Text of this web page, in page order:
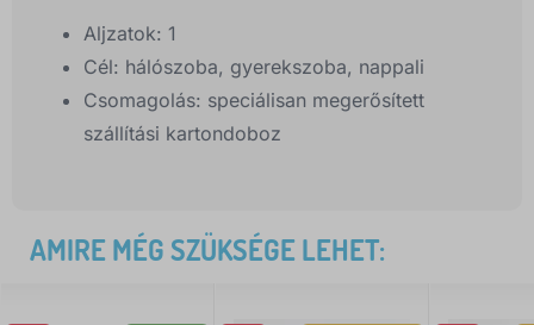
Aljzatok: 1
Cél: hálószoba, gyerekszoba, nappali
Csomagolás: speciálisan megerősített
szállítási kartondoboz
AMIRE MÉG SZÜKSÉGE LEHET: